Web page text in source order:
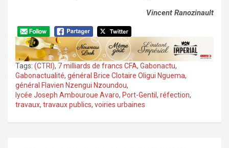
Vincent Ranozinault
Tags: (CTRI), 7 milliards de francs CFA, Gabonactu,
Gabonactualité, général Brice Clotaire Oligui Nguema,
général Flavien Nzengui Nzoundou,
lycée Joseph Ambouroue Avaro, Port-Gentil , réfection,
travaux, travaux publics, voiries urbaines